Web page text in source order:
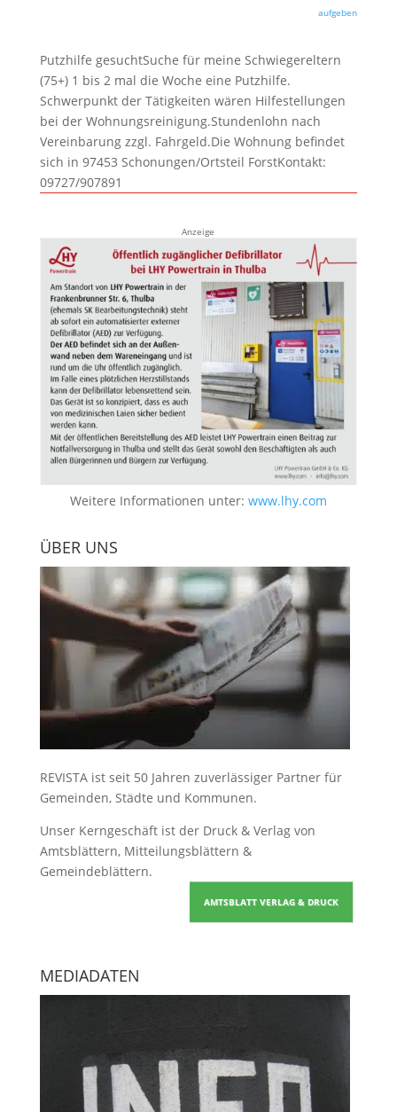
aufgeben
Putzhilfe gesuchtSuche für meine Schwiegereltern
(75+) 1 bis 2 mal die Woche eine Putzhilfe.
Schwerpunkt der Tätigkeiten wären Hilfestellungen
bei der Wohnungsreinigung.Stundenlohn nach
Vereinbarung zzgl. Fahrgeld.Die Wohnung befindet
sich in 97453 Schonungen/Ortsteil ForstKontakt:
09727/907891
Anzeige
Weitere Informationen unter: www.lhy.com
ÜBER UNS
REVISTA ist seit 50 Jahren zuverlässiger Partner für
Gemeinden, Städte und Kommunen.
Unser Kerngeschäft ist der Druck & Verlag von
Amtsblättern, Mitteilungsblättern &
Gemeindeblättern.
AMTSBLATT VERLAG & DRUCK
MEDIADATEN